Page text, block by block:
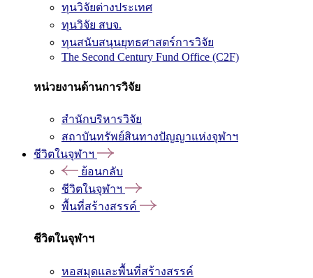
ทุนวิจัยต่างประเทศ
ทุนวิจัย สบจ.
ทุนสนับสนุนยุทธศาสตร์การวิจัย
The Second Century Fund Office (C2F)
หน่วยงานด้านการวิจัย
สำนักบริหารวิจัย
สถาบันทรัพย์สินทางปัญญาแห่งจุฬาฯ
ชีวิตในจุฬาฯ
ย้อนกลับ
ชีวิตในจุฬาฯ
พื้นที่สร้างสรรค์
ชีวิตในจุฬาฯ
หอสมุดและพื้นที่สร้างสรรค์